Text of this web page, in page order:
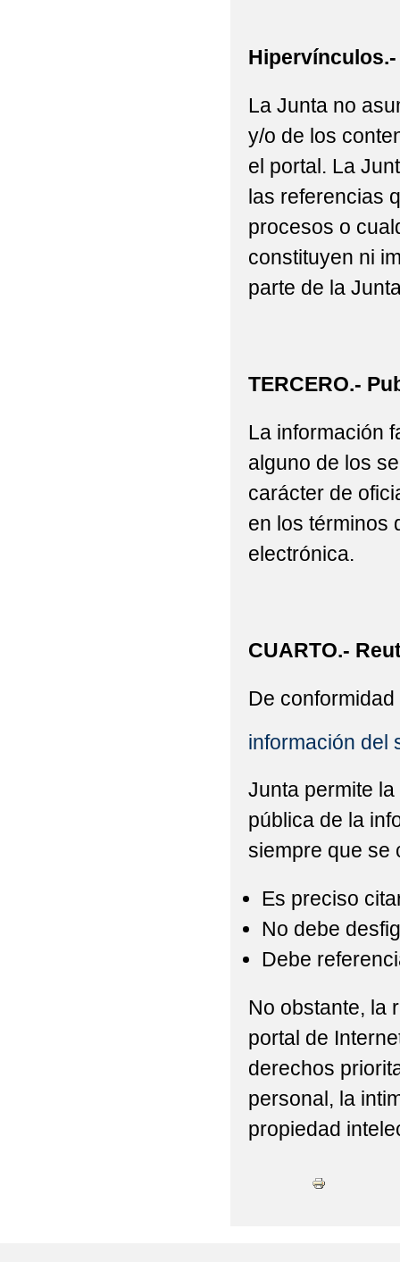
Hipervínculos.-
La Junta no
y/o de los
el portal. La
las referencias
procesos o
constituyen ni
parte de la
TERCERO.-
La información
alguno de los
carácter de
en los términos
electrónica.
CUARTO.-
De
información del
Junta permite
pública de la
siempre que se
Es preciso
No debe
Debe
No obstante, la
portal de
derechos
personal, la
propiedad